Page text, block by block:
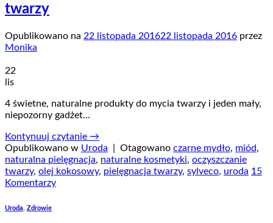
twarzy
Opublikowano na 22 listopada 201622 listopada 2016 przez
Monika
22
lis
4 świetne, naturalne produkty do mycia twarzy i jeden mały,
niepozorny gadżet…
Kontynuuj czytanie →
Opublikowano w Uroda Otagowano czarne mydło, miód,
naturalna pielęgnacja, naturalne kosmetyki, oczyszczanie
twarzy, olej kokosowy, pielęgnacja twarzy, sylveco, uroda 15
Komentarzy
Uroda, Zdrowie